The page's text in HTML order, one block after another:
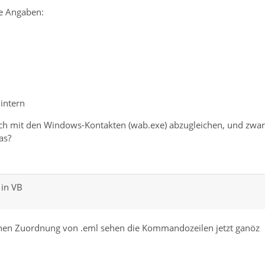
Angaben:
mit den Windows-Kontakten (wab.exe) abzugleichen, und
VB
Zuordnung von .eml sehen die Kommandozeilen jetzt ganöz